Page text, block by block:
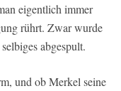
eigentlich immer
rührt. Zwar wurde
abgespult.
und ob Merkel seine